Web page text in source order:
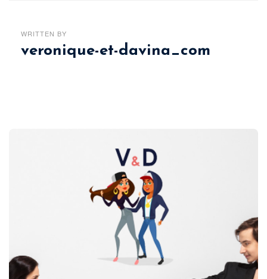
WRITTEN BY
veronique-et-davina_com